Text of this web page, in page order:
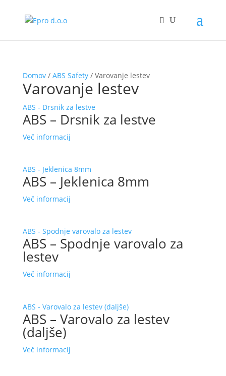
Domov/ ABS Safety/ Varovanje lestev
Varovanje lestev
ABS - Drsnik za lestve
ABS – Drsnik za lestve
Več informacij
ABS - Jeklenica 8mm
ABS – Jeklenica 8mm
Več informacij
ABS - Spodnje varovalo za lestev
ABS – Spodnje varovalo za
lestev
Več informacij
ABS - Varovalo za lestev (daljše)
ABS – Varovalo za lestev
(daljše)
Več informacij